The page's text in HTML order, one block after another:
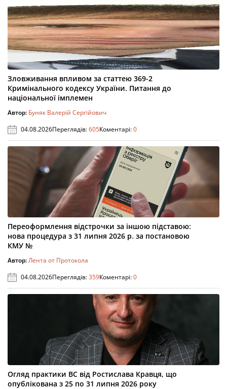
Зловживання впливом за статтею 369-2
Кримінального кодексу України. Питання до
національної імплемен
Автор: Буняк Валерій Сергійович
04.08.2026Переглядів:605Коментарі:0
Переоформлення відстрочки за іншою підставою:
нова процедура з 31 липня 2026 р. за постановою
КМУ №
Автор:Лента от Протокола
04.08.2026Переглядів:359Коментарі:0
Огляд практики ВС від Ростислава Кравця, що
опублікована з 25 по 31 липня 2026 року